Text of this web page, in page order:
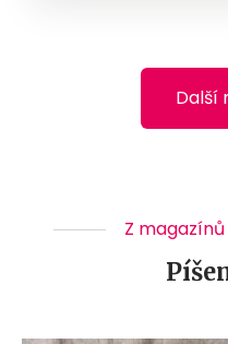
Další
Z